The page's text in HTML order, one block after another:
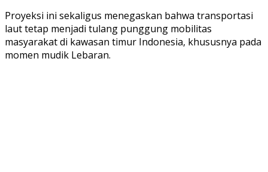
Proyeksi ini sekaligus menegaskan bahwa transportasi
laut tetap menjadi tulang punggung mobilitas
masyarakat di kawasan timur Indonesia, khususnya pada
momen mudik Lebaran.